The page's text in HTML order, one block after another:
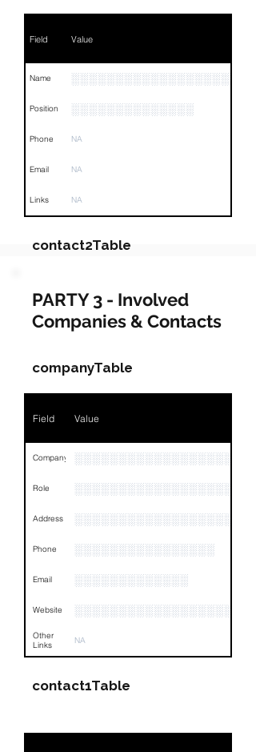
Field Value
Name
Position ░░░░░░░░░░░░░░
Phone NA
Email NA
Links NA
contact2Table
Field Value
Name
Position
Phone NA
Email
Links NA
PARTY 3 - Involved
Companies & Contacts
companyTable
Field Value
Company ░░░░░░░░░░░░░░░░░░░
Role ░░░░░░░░░░░░░░░░░░░
Address
Phone ░░░░░░░░░░░░░░░░
Email ░░░░░░░░░░░░░
Website
Other
Links
NA
contact1Table